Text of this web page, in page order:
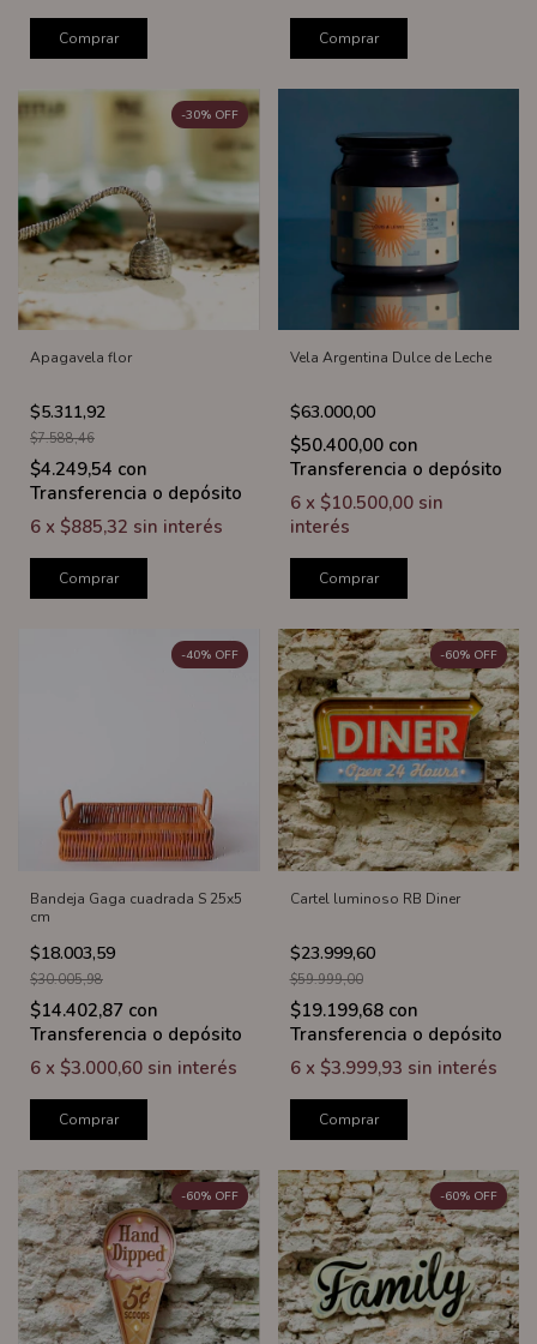
Comprar Comprar
Apagavela flor
$5.311,92
-30% OFF
$7.588,46
$4.249,54 con
Transferencia o depósito
6 x $885,32 sin interés
Comprar
Vela Argentina Dulce de Leche
$63.000,00
$50.400,00 con
Transferencia o depósito
6 x $10.500,00 sin
interés
Comprar
Bandeja Gaga cuadrada S 25x5
cm
$18.003,59
-40% OFF
$30.005,98
$14.402,87 con
Transferencia o depósito
6 x $3.000,60 sin interés
Comprar
Cartel luminoso RB Diner
$23.999,60
-60% OFF
$59.999,00
$19.199,68 con
Transferencia o depósito
6 x $3.999,93 sin interés
Comprar
-60% OFF -60% OFF